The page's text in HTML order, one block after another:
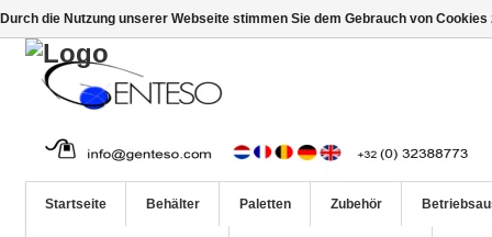
Startseite Behälter Paletten Zubehör
Durch die Nutzung unserer Webseite stimmen Sie dem Gebrauch von